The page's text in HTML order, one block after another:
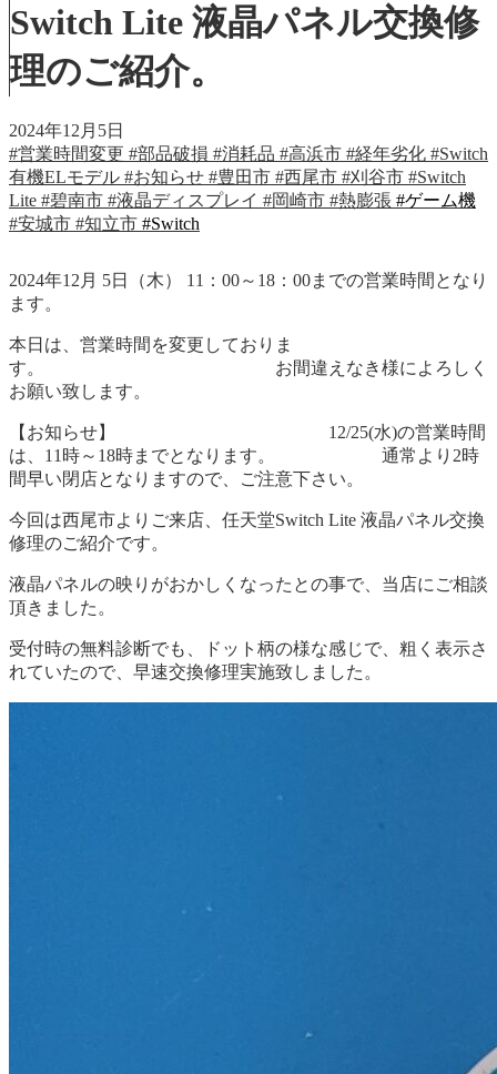
Switch Lite 液晶パネル交換修
理のご紹介。
2024年12月5日
#営業時間変更 #部品破損 #消耗品 #高浜市 #経年劣化 #Switch
有機ELモデル #お知らせ #豊田市 #西尾市 #刈谷市 #Switch
Lite #碧南市 #液晶ディスプレイ #岡崎市 #熱膨張 #ゲーム機
#安城市 #知立市 #Switch
2024年12月 5日（木） 11：00～18：00までの営業時間となり
ます。
本日は、営業時間を変更しておりま
す。 お間違えなき様によろしく
お願い致します。
【お知らせ】 12/25(水)の営業時間
は、11時～18時までとなります。 通常より2時
間早い閉店となりますので、ご注意下さい。
今回は西尾市よりご来店、任天堂Switch Lite 液晶パネル交換
修理のご紹介です。
液晶パネルの映りがおかしくなったとの事で、当店にご相談
頂きました。
受付時の無料診断でも、ドット柄の様な感じで、粗く表示さ
れていたので、早速交換修理実施致しました。